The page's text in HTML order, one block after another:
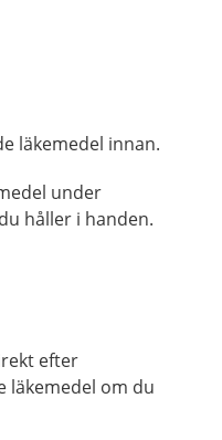
läkemedel innan.
under
håller i handen.
efter
läkemedel om du